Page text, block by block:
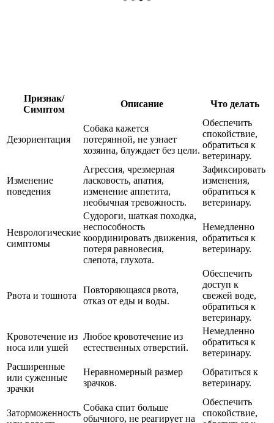
Признак/
Симптом
Описание Что делать
Дезориентация
Собака кажется
потерянной, не узнает
хозяина, блуждает без цели.
Обеспечить
спокойствие,
обратиться к
ветеринару.
Изменение
поведения
Агрессия, чрезмерная
ласковость, апатия,
изменение аппетита,
необычная тревожность.
Зафиксировать
изменения,
обратиться к
ветеринару.
Неврологические
симптомы
Судороги, шаткая походка,
неспособность
координировать движения,
потеря равновесия,
слепота, глухота.
Немедленно
обратиться к
ветеринару.
Рвота и тошнота
Повторяющаяся рвота,
отказ от еды и воды.
Обеспечить
доступ к
свежей воде,
обратиться к
ветеринару.
Кровотечение из
носа или ушей
Любое кровотечение из
естественных отверстий.
Немедленно
обратиться к
ветеринару.
Расширенные
или суженные
зрачки
Неравномерный размер
зрачков.
Обратиться к
ветеринару.
Заторможенность
Собака спит больше
обычного, не реагирует на
Обеспечить
спокойствие,